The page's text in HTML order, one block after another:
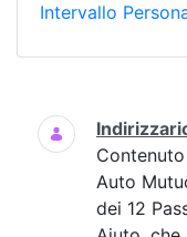
Intervallo
Ricerca
Auto
dei 12